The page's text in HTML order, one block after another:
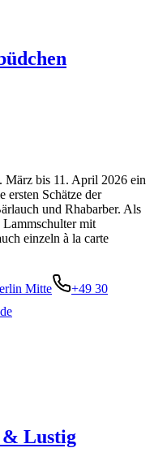
März bis 11. April 2026 ein
ersten Schätze der
und Rhabarber. Als
Lammschulter mit
einzeln à la carte
Mitte
+49 30
& Lustig